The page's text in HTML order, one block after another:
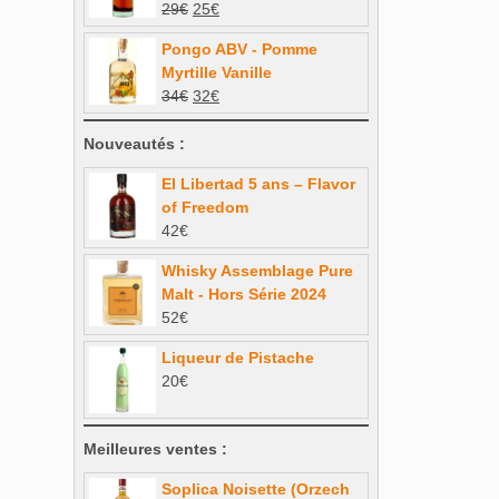
30€.27€.
29€ Le
prix
initial
était :
29€.
25€Le
prix
actuel
est :
25€.
Pongo ABV - Pomme
Myrtille Vanille
34€ Le
prix
était :
34€.
32€Le
prix
est :
32€.
Nouveautés :
El Libertad 5 ans – Flavor
of Freedom
42€
Whisky Assemblage Pure
Malt - Hors Série 2024
52€
Liqueur de Pistache
20€
Meilleures ventes :
Soplica Noisette (Orzech